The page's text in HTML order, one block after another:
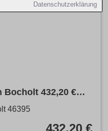
Datenschutzerklärung
Bocholt 432,20 €
46395
432,20 €